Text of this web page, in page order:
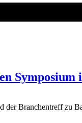
Symposium
der Branchentreff zu